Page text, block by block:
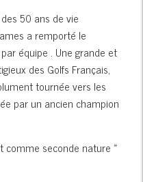
50 ans de vie
a remporté le
équipe . Une grande et
des Golfs Français,
tournée vers les
par un ancien champion
comme seconde nature »